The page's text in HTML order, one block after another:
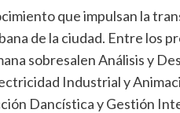
que impulsan la
de la ciudad. Entre los
sobresalen Análisis y
Industrial y
Dancística y Gestión